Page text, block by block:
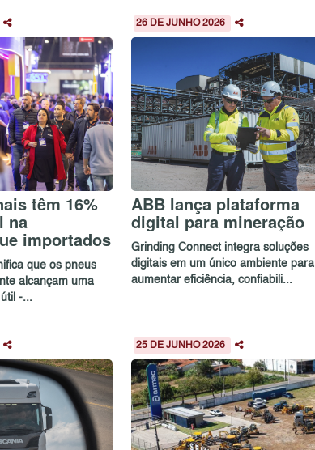
têm 16%
na
importados
que os pneus
alcançam uma
-...
26 DE JUNHO 2026
ABB lança plataforma
digital para mineração
Grinding Connect integra soluções
digitais em um único ambiente para
aumentar eficiência, confiabili...
25 DE JUNHO 2026